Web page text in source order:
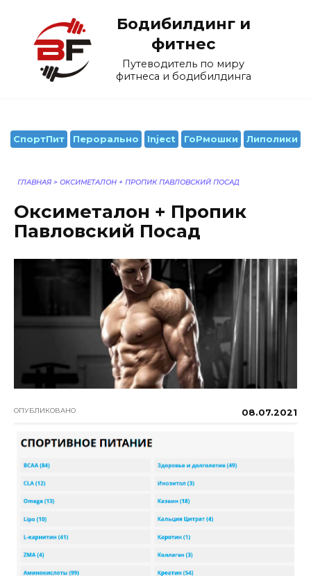
содержанию
Бодибилдинг и
фитнес
Путеводитель по миру
фитнеса и бодибилдинга
СпортПит Перорально Inject ГоРмошки Липолики
ГЛАВНАЯ > ОКСИМЕТАЛОН + ПРОПИК ПАВЛОВСКИЙ ПОСАД
Оксиметалон + Пропик
Павловский Посад
ОПУБЛИКОВАНО 08.07.2021